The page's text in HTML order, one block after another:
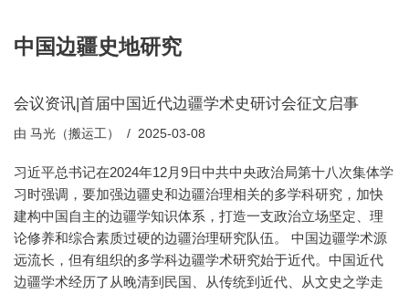
中国边疆史地研究
会议资讯|首届中国近代边疆学术史研讨会征文启事
由 马光（搬运工） 2025-03-08
习近平总书记在2024年12月9日中共中央政治局第十八次集体学
习时强调，要加强边疆史和边疆治理相关的多学科研究，加快
建构中国自主的边疆学知识体系，打造一支政治立场坚定、理
论修养和综合素质过硬的边疆治理研究队伍。 中国边疆学术源
远流长，但有组织的多学科边疆学术研究始于近代。中国近代
边疆学术经历了从晚清到民国、从传统到近代、从文史之学走